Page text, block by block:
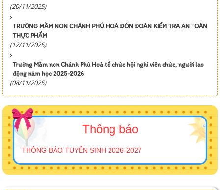
(20/11/2025)
TRƯỜNG MẦM NON CHÁNH PHÚ HOÀ ĐÓN ĐOÀN KIỂM TRA AN TOÀN
THỰC PHẨM
(12/11/2025)
Trường Mầm non Chánh Phú Hoà tổ chức hội nghi viên chức, người lao
động năm học 2025-2026
(08/11/2025)
Thông báo
THÔNG BÁO TUYỂN SINH 2026-2027